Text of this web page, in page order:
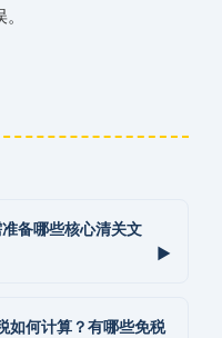
备哪些核心清关文
如何计算？有哪些免税